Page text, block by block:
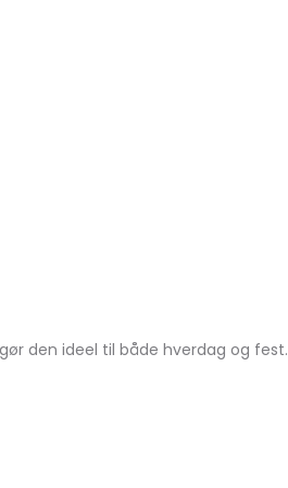
den ideel til både hverdag og fest.